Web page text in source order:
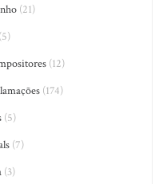
(21)
(5)
(12)
(174)
(5)
(7)
(3)